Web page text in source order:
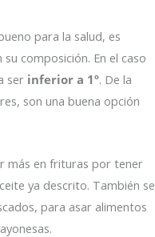
para la salud, es
composición. En el caso
ser inferior a 1º. De la
son una buena opción
más en frituras por tener
ya descrito. También se
para asar alimentos